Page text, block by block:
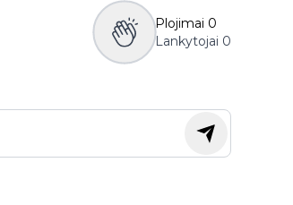
Plojimai 0
Lankytojai 0